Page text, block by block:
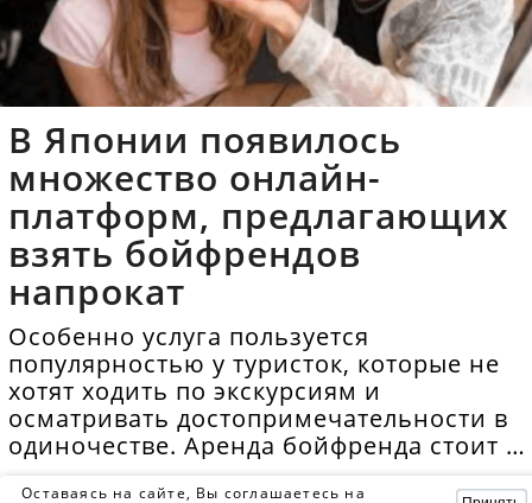
В Японии появилось
множество онлайн-
платформ, предлагающих
взять бойфрендов
напрокат
Особенно услуга пользуется
популярностью у туристок, которые не
хотят ходить по экскурсиям и
осматривать достопримечательности в
одиночестве. Аренда бойфренда стоит в
Оставаясь на сайте, Вы соглашаетесь на